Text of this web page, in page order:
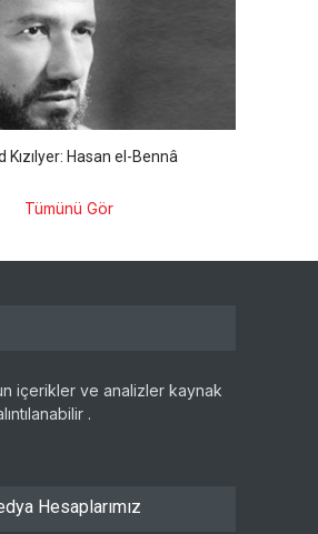
Kızılyer: Hasan el-Bennâ
Tümünü Gör
içerikler ve analizler kaynak
.
Hesaplarımız